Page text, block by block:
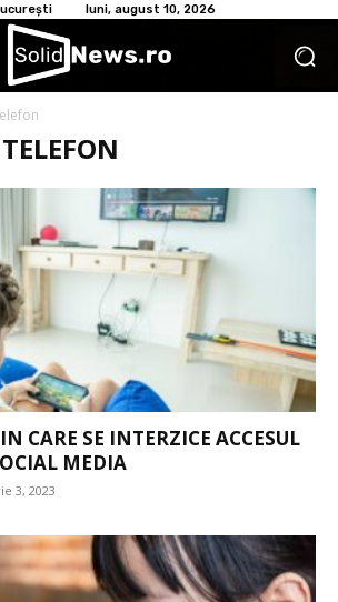
luni, august 10, 2026
CARE SE INTERZICE ACCESUL
MEDIA
3, 2023